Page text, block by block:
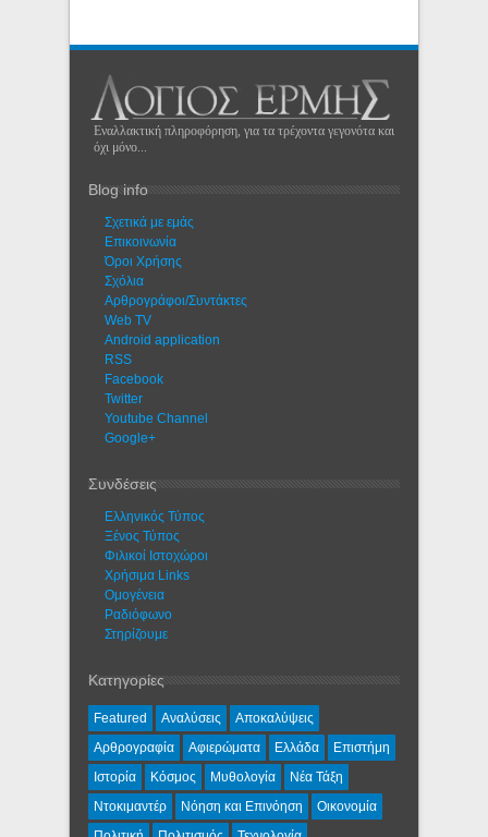
Εναλλακτική πληροφόρηση, για τα τρέχοντα γεγονότα και
όχι μόνο...
Blog info
Σχετικά με εμάς
Eπικοινωνία
Όροι Χρήσης
Σχόλια
Αρθρογράφοι/Συντάκτες
Web TV
Android application
RSS
Facebook
Twitter
Youtube Channel
Google+
Συνδέσεις
Ελληνικός Τύπος
Ξένος Τύπος
Φιλικοί Ιστοχώροι
Χρήσιμα Links
Ομογένεια
Ραδιόφωνο
Στηρίζουμε
Κατηγορίες
Featured Αναλύσεις
Αποκαλύψεις
Αρθρογραφία
Αφιερώματα Ελλάδα
Επιστήμη
Ιστορία
Κόσμος Μυθολογία
Νέα Τάξη
Ντοκιμαντέρ
Νόηση και Επινόηση
Οικονομία